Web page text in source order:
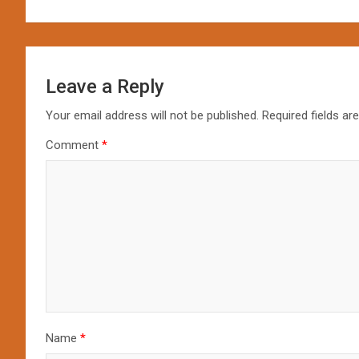
Leave a Reply
Your email address will not be published. Required fields
Comment *
Name *